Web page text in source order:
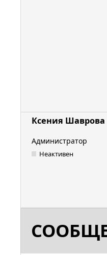
Ксения Шаврова
Администратор
Неактивен